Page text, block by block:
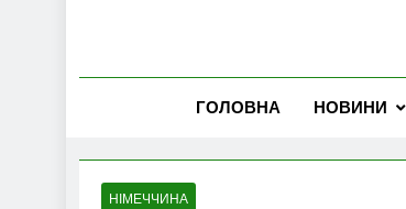
ГОЛОВНА НОВИНИ
НІМЕЧЧИНА